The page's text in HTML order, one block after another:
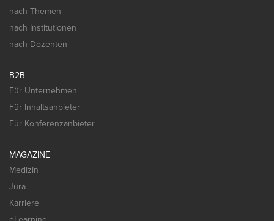
nach Themen
nach Institutionen
nach Dozenten
B2B
Für Unternehmen
Für Inhaltsanbieter
Für Konferenzanbieter
MAGAZINE
Medizin
Jura
Karriere